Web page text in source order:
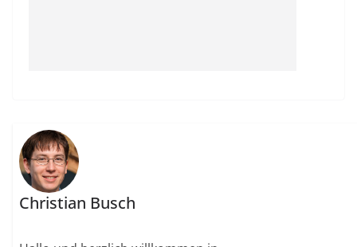
Christian Busch